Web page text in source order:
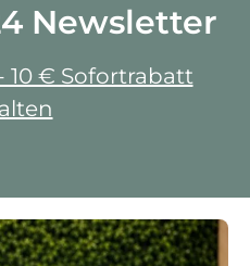
Newsletter
10 € Sofortrabatt